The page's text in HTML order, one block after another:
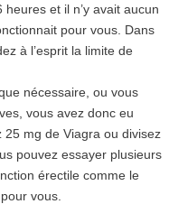
et il n’y avait aucun
pour vous. Dans
à l’esprit la limite de
nécessaire, ou vous
vous avez donc eu
mg de Viagra ou divisez
pouvez essayer plusieurs
érectile comme le
vous.